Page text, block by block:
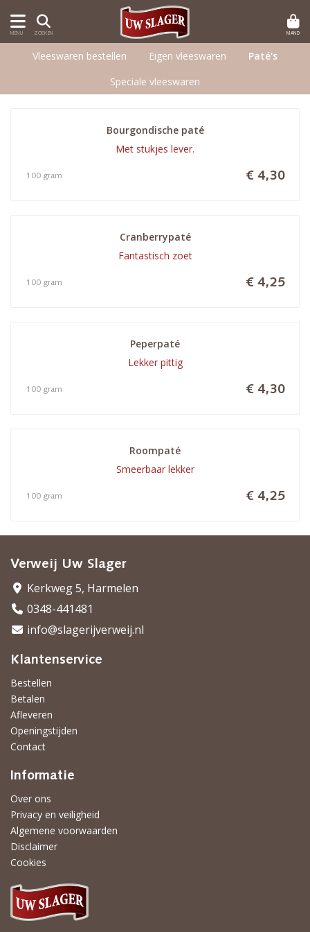
MENU ZOEKEN MAND
Vleeswaren bestellen Eigen vleeswaren
Paté's
Speciale vleeswaren
Bourgondische paté
Met stukjes lever.
€ 4,30
100 gram
Cranberrypaté
Fantastisch zoet
€ 4,25
100 gram
Peperpaté
Lekker pittig
€ 4,30
100 gram
Roompaté
Smeerbaar lekker
€ 4,25
100 gram
Verweij Uw Slager
Kerkweg 5, Harmelen
0348-441481
info@slagerijverweij.nl
Klantenservice
Bestellen
Betalen
Afleveren
Openingstijden
Contact
Informatie
Over ons
Privacy en veiligheid
Algemene voorwaarden
Disclaimer
Cookies